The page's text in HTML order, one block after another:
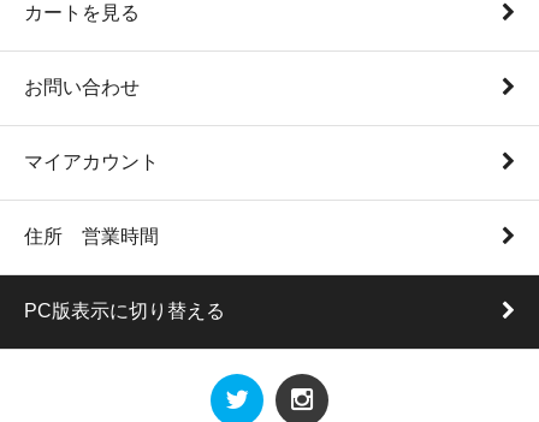
カートを見る
お問い合わせ
マイアカウント
住所 営業時間
PC版表示に切り替える